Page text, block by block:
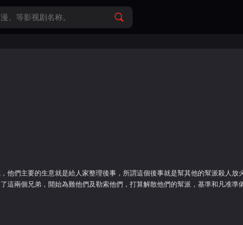
他們主要的生意就是給人家整理後事，所謂這個後事就是幫其他的幫派殺人
這兩個兄弟，開始為難他們及勒索他們，打算解散他們的幫派，基準和凡准